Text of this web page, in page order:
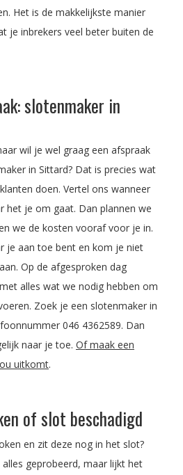
Het is de makkelijkste manier
je inbrekers veel beter buiten de
slotenmaker in
wil je wel graag een afspraak
in Sittard? Dat is precies wat
doen. Vertel ons wanneer
het je om gaat. Dan plannen we
we de kosten vooraf voor je in.
je aan toe bent en kom je niet
Op de afgesproken dag
alles wat we nodig hebben om
Zoek je een slotenmaker in
046 4362589. Dan
naar je toe. Of maak een
uitkomt.
of slot beschadigd
en zit deze nog in het slot?
geprobeerd, maar lijkt het